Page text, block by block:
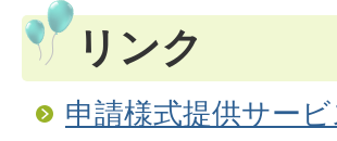
リンク
申請様式提供サー